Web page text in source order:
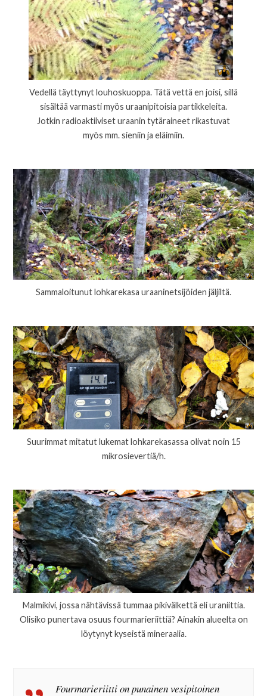
Vedellä täyttynyt louhoskuoppa. Tätä vettä en joisi, sillä
sisältää varmasti myös uraanipitoisia partikkeleita.
Jotkin radioaktiiviset uraanin tytäraineet rikastuvat
myös mm. sieniin ja eläimiin.
Sammaloitunut lohkarekasa uraaninetsijöiden jäljiltä.
Suurimmat mitatut lukemat lohkarekasassa olivat noin 15
mikrosievertiä/h.
Malmikivi, jossa nähtävissä tummaa pikivälkettä eli uraniittia.
Olisiko punertava osuus fourmarieriittiä? Ainakin alueelta on
löytynyt kyseistä mineraalia.
Fourmarieriitti on punainen vesipitoinen